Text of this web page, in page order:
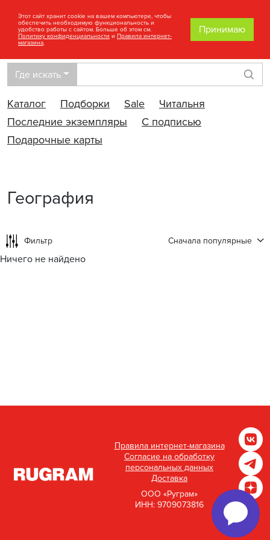
Где искать
Каталог
Подборки Sale
Читальня
Последние экземпляры
С подписью
Подарочные карты
География
Фильтр Сначала популярные
Ничего не найдено
Правила интернет-магазина
Согласие на обработку
персональных данных
Доставка
ООО «Руграм»
ИНН: 9709073816
Этот сайт хранит cookie на вашем компьютере, чтобы
обеспечить необходимую функциональность и
удобство работы с сайтом. Больше об этом см.
Политику конфиденциальности и Правила интернет-
магазина.
Принимаю